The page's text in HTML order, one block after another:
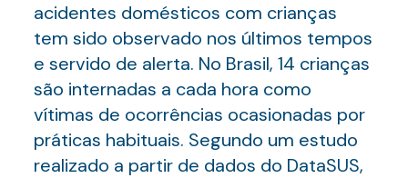
acidentes domésticos com crianças
tem sido observado nos últimos tempos
e servido de alerta. No Brasil, 14 crianças
são internadas a cada hora como
vítimas de ocorrências ocasionadas por
práticas habituais. Segundo um estudo
realizado a partir de dados do DataSUS,